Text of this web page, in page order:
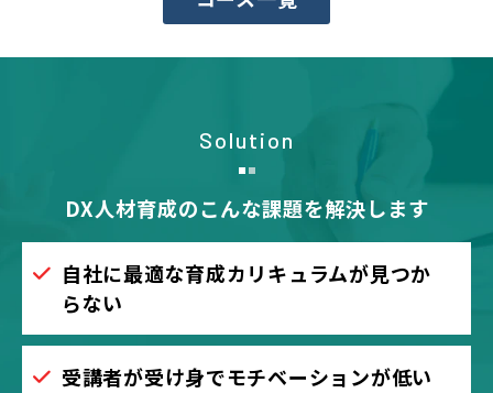
Solution
DX人材育成のこんな課題を解決します
自社に最適な育成カリキュラムが見つか
らない
受講者が受け身でモチベーションが低い